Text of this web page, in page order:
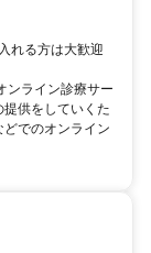
れる方は大歓迎
ンライン診療サー
供をしていくた
でのオンライン